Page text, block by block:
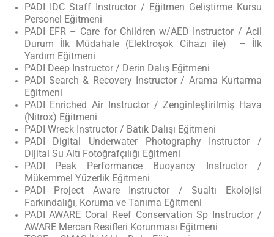
PADI IDC Staff Instructor / Eğitmen Geliştirme Kursu
Personel Eğitmeni
PADI EFR – Care for Children w/AED Instructor / Acil
Durum İlk Müdahale (Elektroşok Cihazı ile) – İlk
Yardım Eğitmeni
PADI Deep Instructor / Derin Dalış Eğitmeni
PADI Search & Recovery Instructor / Arama Kurtarma
Eğitmeni
PADI Enriched Air Instructor / Zenginleştirilmiş Hava
(Nitrox) Eğitmeni
PADI Wreck Instructor / Batık Dalışı Eğitmeni
PADI Digital Underwater Photography Instructor /
Dijital Su Altı Fotoğrafçılığı Eğitmeni
PADI Peak Performance Buoyancy Instructor /
Mükemmel Yüzerlik Eğitmeni
PADI Project Aware Instructor / Sualtı Ekolojisi
Farkındalığı, Koruma ve Tanıma Eğitmeni
PADI AWARE Coral Reef Conservation Sp Instructor /
AWARE Mercan Resifleri Korunması Eğitmeni